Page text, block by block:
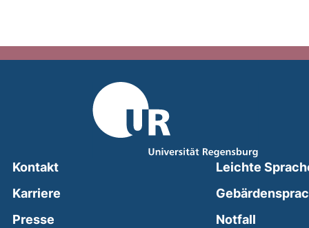
Kontakt
Karriere
Presse
Leichte
Notfall